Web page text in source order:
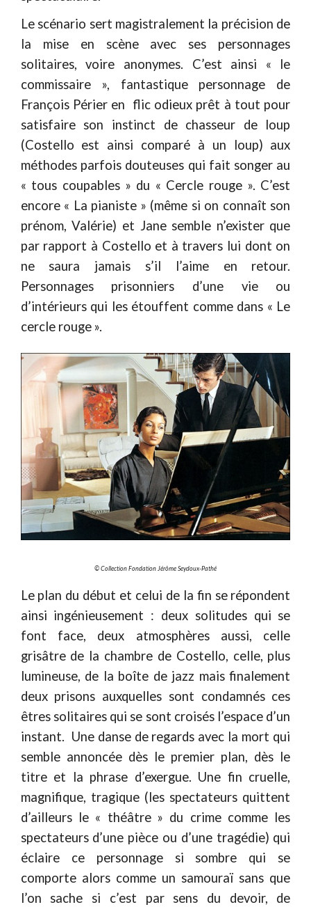
Le scénario sert magistralement la précision de
la mise en scène avec ses personnages
solitaires, voire anonymes. C’est ainsi « le
commissaire », fantastique personnage de
François Périer en flic odieux prêt à tout pour
satisfaire son instinct de chasseur de loup
(Costello est ainsi comparé à un loup) aux
méthodes parfois douteuses qui fait songer au
« tous coupables » du « Cercle rouge ». C’est
encore « La pianiste » (même si on connaît son
prénom, Valérie) et Jane semble n’exister que
par rapport à Costello et à travers lui dont on
ne saura jamais s’il l’aime en retour.
Personnages prisonniers d’une vie ou
d’intérieurs qui les étouffent comme dans « Le
cercle rouge ».
© Collection Fondation Jérôme Seydoux-Pathé
Le plan du début et celui de la fin se répondent
ainsi ingénieusement : deux solitudes qui se
font face, deux atmosphères aussi, celle
grisâtre de la chambre de Costello, celle, plus
lumineuse, de la boîte de jazz mais finalement
deux prisons auxquelles sont condamnés ces
êtres solitaires qui se sont croisés l’espace d’un
instant. Une danse de regards avec la mort qui
semble annoncée dès le premier plan, dès le
titre et la phrase d’exergue. Une fin cruelle,
magnifique, tragique (les spectateurs quittent
d’ailleurs le « théâtre » du crime comme les
spectateurs d’une pièce ou d’une tragédie) qui
éclaire ce personnage si sombre qui se
comporte alors comme un samouraï sans que
l’on sache si c’est par sens du devoir, de